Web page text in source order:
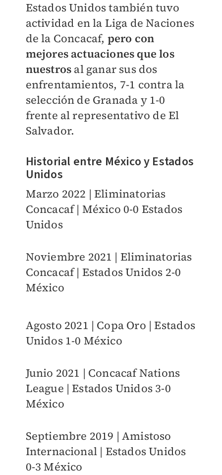
Estados Unidos también tuvo
actividad en la Liga de Naciones
de la Concacaf, pero con
mejores actuaciones que los
nuestros al ganar sus dos
enfrentamientos, 7-1 contra la
selección de Granada y 1-0
frente al representativo de El
Salvador.
Historial entre México y Estados
Unidos
Marzo 2022 | Eliminatorias
Concacaf | México 0-0 Estados
Unidos
Noviembre 2021 | Eliminatorias
Concacaf | Estados Unidos 2-0
México
Agosto 2021 | Copa Oro | Estados
Unidos 1-0 México
Junio 2021 | Concacaf Nations
League | Estados Unidos 3-0
México
Septiembre 2019 | Amistoso
Internacional | Estados Unidos
0-3 México